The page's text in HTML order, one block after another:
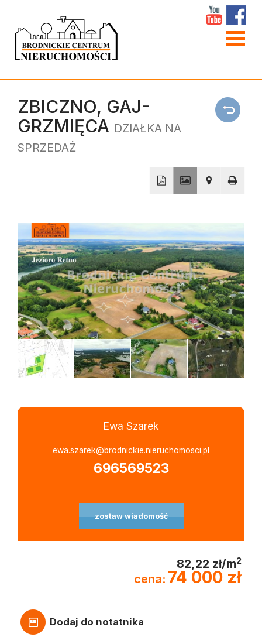
główna
O
firmie
Kontakt
ZBICZNO, GAJ-
GRZMIĘCA DZIAŁKA NA
SPRZEDAŻ
−
Ewa Szarek
ewa.szarek@brodnickie.nieruchomosci.pl
696569523
zostaw wiadomość
82,22 zł/m2
cena: 74 000 zł
Dodaj do notatnika